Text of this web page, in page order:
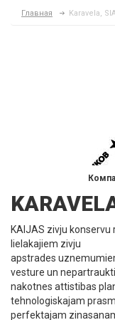
Главная Karavela,
KAIJAS zivju konservu
lielakajiem zivju
apstrades
vesture un nepartraukti
nakotnes attistibas
tehnologiskajam
perfektajam